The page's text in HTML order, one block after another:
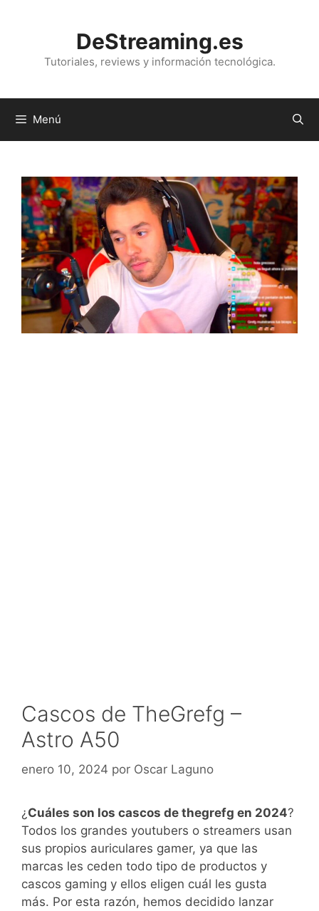
DeStreaming.es
Tutoriales, reviews y información tecnológica.
Menú
Cascos de TheGrefg –
Astro A50
enero 10, 2024 por Oscar Laguno
¿ Cuáles son los cascos de thegrefg en 2024?
Todos los grandes youtubers o streamers usan
sus propios auriculares gamer, ya que las
marcas les ceden todo tipo de productos y
cascos gaming y ellos eligen cuál les gusta
más. Por esta razón, hemos decidido lanzar